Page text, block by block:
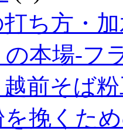
ち方・
本場‐フ
前そば
を挽くた